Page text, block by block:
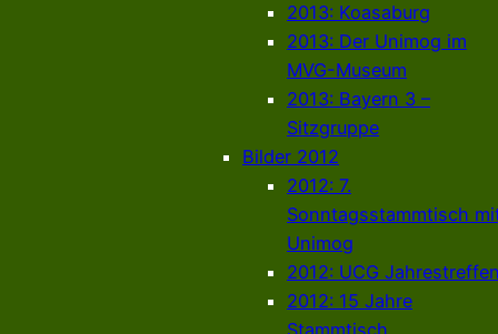
2013: Koasaburg
2013: Der Unimog im
MVG-Museum
2013: Bayern 3 –
Sitzgruppe
Bilder 2012
2012: 7.
Sonntagsstammtisch
Unimog
2012: UCG
2012: 15 Jahre